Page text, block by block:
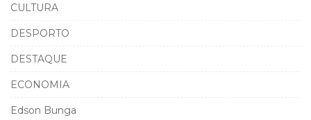
CULTURA
DESPORTO
DESTAQUE
ECONOMIA
Edson Bunga